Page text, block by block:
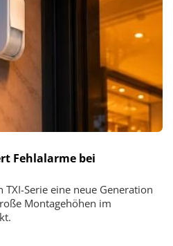
Fehlalarme bei
Serie eine neue Generation
Montagehöhen im